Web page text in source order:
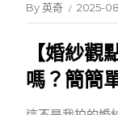
By英奇 2025-
【婚紗觀
嗎？簡簡